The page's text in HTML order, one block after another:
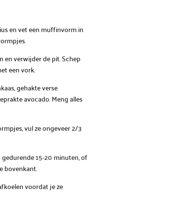
en vet een muffinvorm in
en verwijder de pit. Schep
een vork.
gehakte verse
avocado. Meng alles
vul ze ongeveer 2/3
15-20 minuten, of
bovenkant.
voordat je ze